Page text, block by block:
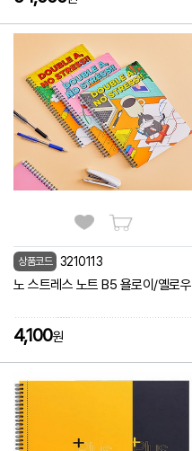
상품코드 3210113
노 스트레스 노트 B5 욜로이/옐로우
4,100원